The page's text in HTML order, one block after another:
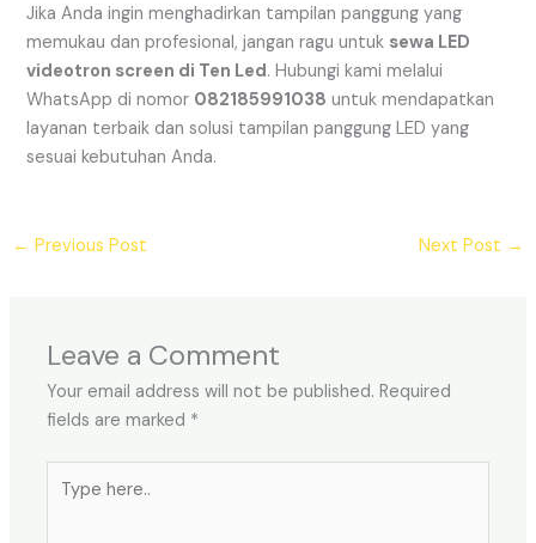
Jika Anda ingin menghadirkan tampilan panggung yang
memukau dan profesional, jangan ragu untuk sewa LED
videotron screen di Ten Led. Hubungi kami melalui
WhatsApp di nomor 082185991038 untuk mendapatkan
layanan terbaik dan solusi tampilan panggung LED yang
sesuai kebutuhan Anda.
← Previous Post Next Post →
Leave a Comment
Your email address will not be published. Required
fields are marked *
here..